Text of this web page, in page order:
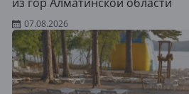
07.08.2026